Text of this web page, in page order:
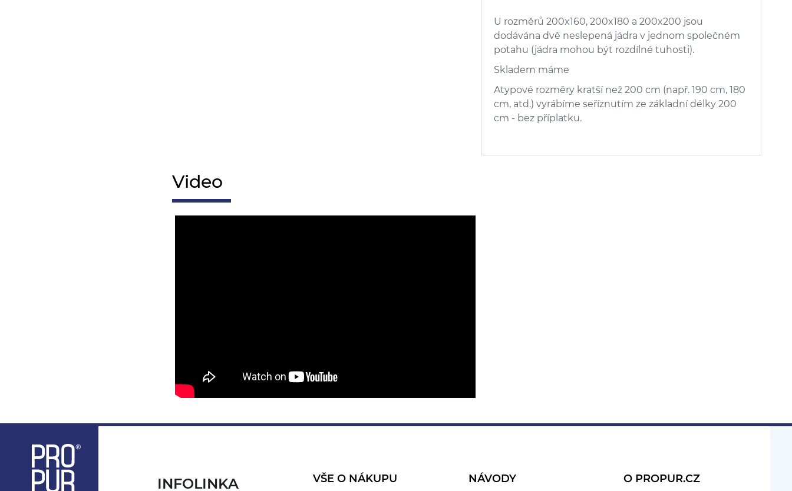
U rozměrů 200x160, 200x180 a 200x200 jsou
dodávána dvě neslepená jádra v jednom společném
potahu (jádra mohou být rozdílné tuhosti).
Skladem máme
Atypové rozměry kratší než 200 cm (např. 190 cm, 180
cm, atd.) vyrábíme seříznutím ze základní délky 200
cm - bez příplatku.
Video
INFOLINKA VŠE O NÁKUPU NÁVODY O PROPUR.CZ